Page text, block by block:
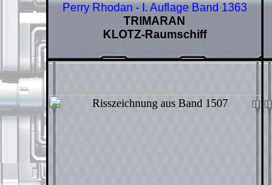
Perry Rhodan - I. Auflage Band 1363
TRIMARAN
KLOTZ-Raumschiff